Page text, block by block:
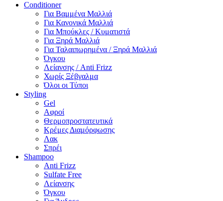
Conditioner
Για Βαμμένα Μαλλιά
Για Κανονικά Μαλλιά
Για Μπούκλες / Κυματιστά
Για Ξηρά Μαλλιά
Για Ταλαιπωρημένα / Ξηρά Μαλλιά
Όγκου
Λείανσης / Anti Frizz
Χωρίς Ξέβγαλμα
Όλοι οι Τύποι
Styling
Gel
Αφροί
Θερμοπροστατευτικά
Κρέμες Διαμόρφωσης
Λακ
Σπρέι
Shampoo
Anti Frizz
Sulfate Free
Λείανσης
Όγκου